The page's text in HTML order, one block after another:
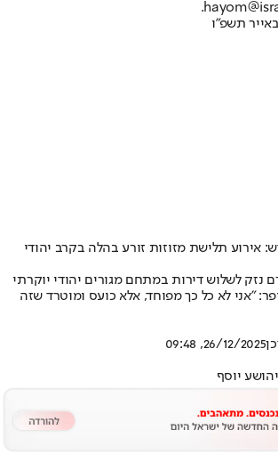
תשפ"ו
אירוע תלישת מזוזות זורע בהלה בקרב יהודי
נזק לשלוש דירות במתחם מגורים יהודי יוקרתי
"אני לא כל כך מפוחד, אלא כועס ומוטרד שזה
26/12/2025, 09:48
יוסף